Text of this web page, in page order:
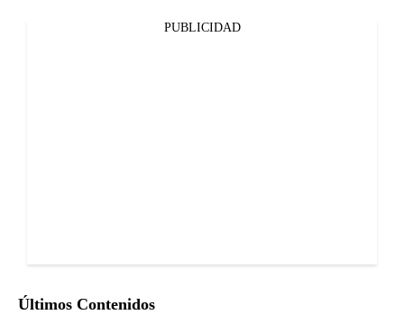
PUBLICIDAD
Últimos Contenidos